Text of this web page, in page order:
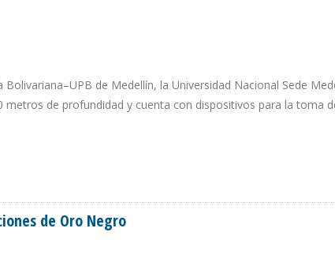
de Medellín, la Universidad Nacional Sede
metros de profundidad y cuenta con dispositivos para la toma
de Oro Negro